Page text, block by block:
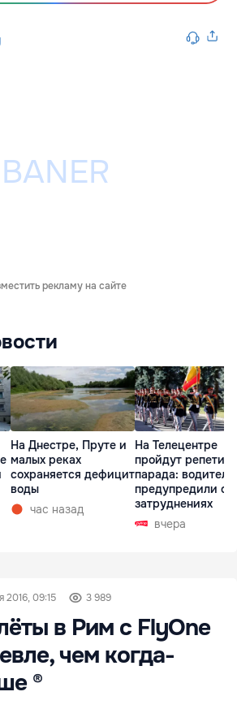
рекламу на сайте
На Днестре, Пруте и
малых реках
сохраняется дефицит
воды
час назад
На Телецентре
пройдут
парада:
предупредили о
затруднениях
вчера
2016, 09:15 3 989
в Рим с FlyOne
чем когда-
®